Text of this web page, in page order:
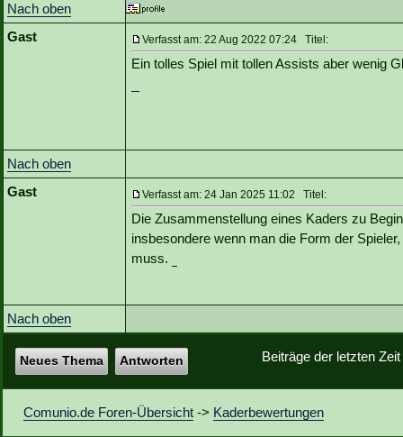
Nach oben
Gast
Verfasst am: 22 Aug 2022 07:24 Titel:
Ein tolles Spiel mit tollen Assists aber wenig
Nach oben
Gast
Verfasst am: 24 Jan 2025 11:02 Titel:
Die Zusammenstellung eines Kaders zu
insbesondere wenn man die Form der
muss.
Nach oben
Beiträge der letzten
Neues Thema Antworten
Comunio.de Foren-Übersicht -> Kaderbewertungen